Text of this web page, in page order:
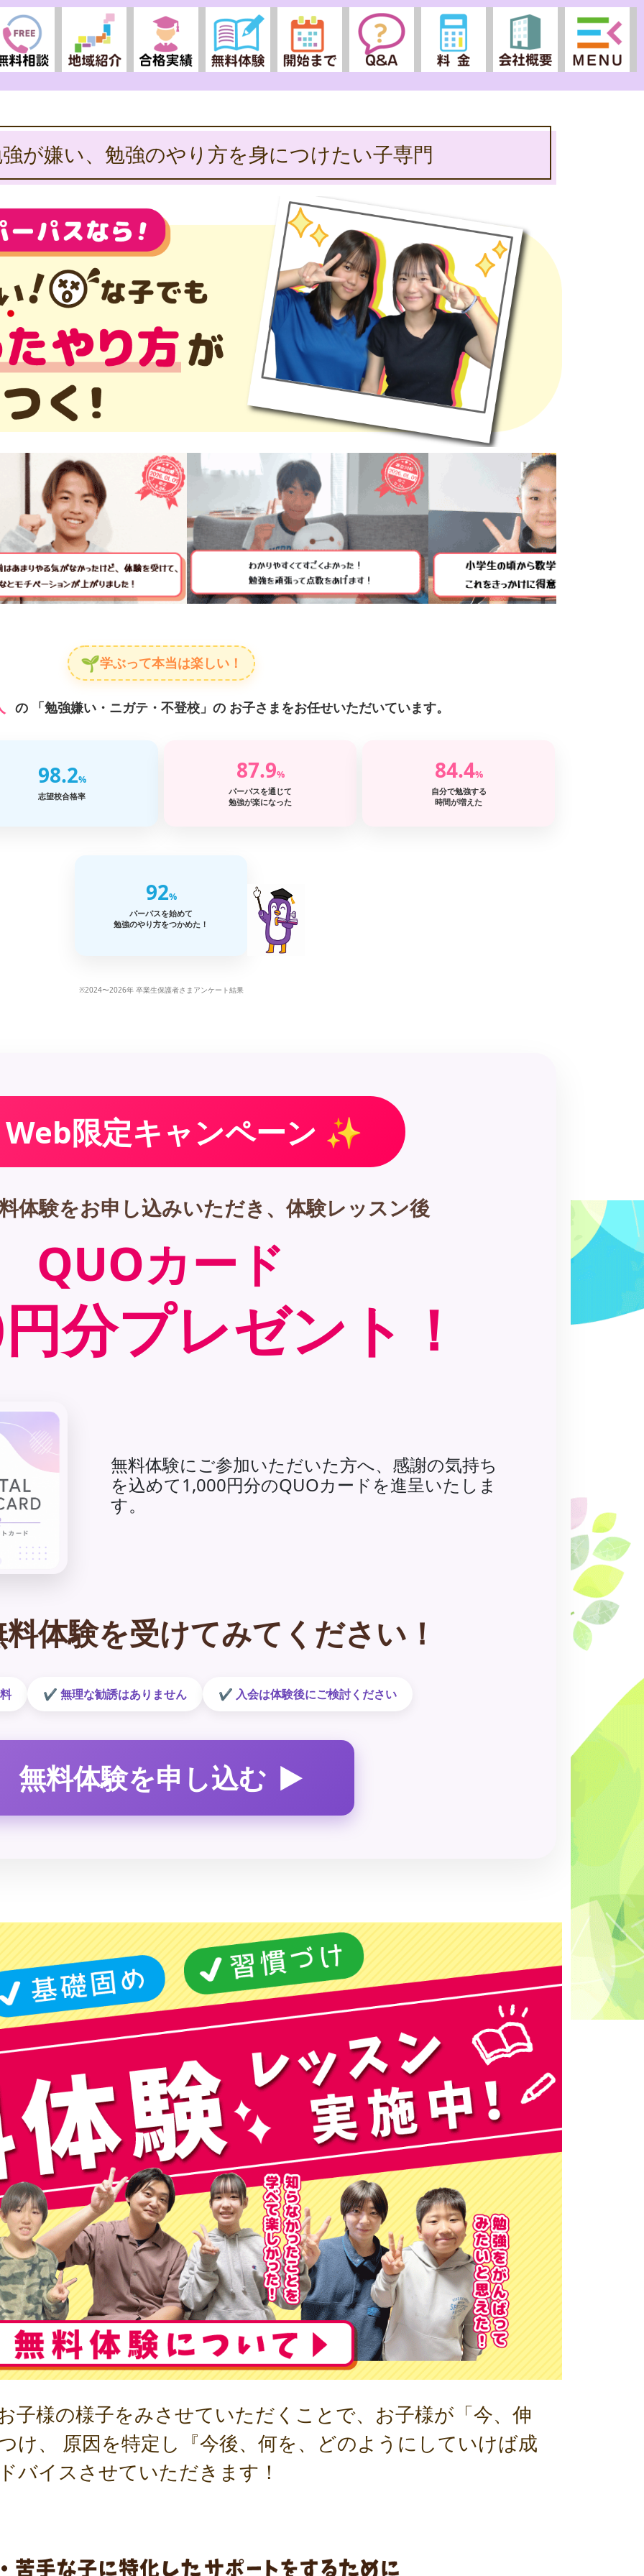
が嫌い、勉強のやり方を身につけたい子専門
🌱学ぶって本当は楽しい！
の「勉強嫌い・ニガテ・不登校」のお子さまをお任せいただいています。
98.2%
志望校合格率
87.9%
パーパスを通じて
勉強が楽になった
84.4%
自分で勉強する
時間が増えた
92%
パーパスを始めて
勉強のやり方をつかめた！
※2024〜2026年 卒業生保護者さまアンケート結果
限定キャンペーン ✨
体験をお申し込みいただき、体験レッスン後
QUOカード
分プレゼント！
無料体験にご参加いただいた方へ、感謝の気持ち
を込めて1,000円分のQUOカードを進呈いたしま
す。
体験を受けてみてください！
無理な勧誘はありません 入会は体験後にご検討ください
無料体験を申し込む
子様の様子をみさせていただくことで、お子様が「今、伸
け、 原因を特定し『今後、何を、どのようにしていけば成
バイスさせていただきます！